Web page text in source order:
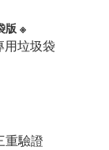
版 ※
用垃圾袋
重驗證